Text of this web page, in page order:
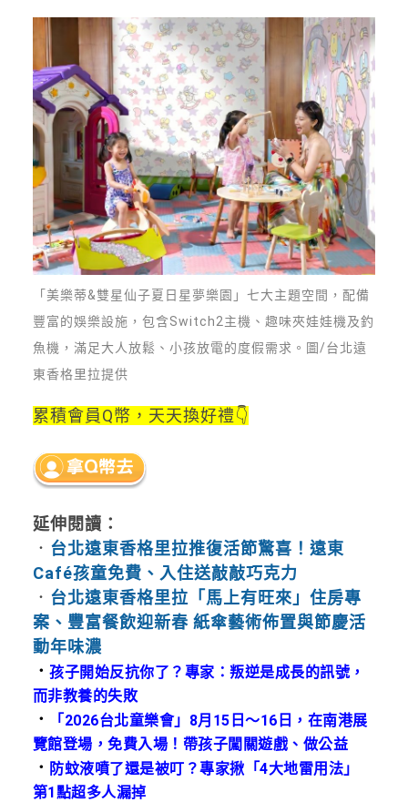
「美樂蒂&雙星仙子夏日星夢樂園」七大主題空間，配備
豐富的娛樂設施，包含Switch2主機、趣味夾娃娃機及釣
魚機，滿足大人放鬆、小孩放電的度假需求。圖/台北遠
東香格里拉提供
累積會員Q幣，天天換好禮👇
延伸閱讀：
． 台北遠東香格里拉推復活節驚喜！遠東
Café孩童免費、入住送敲敲巧克力
． 台北遠東香格里拉「馬上有旺來」住房專
案、豐富餐飲迎新春 紙傘藝術佈置與節慶活
動年味濃
．孩子開始反抗你了？專家：叛逆是成長的訊號，
而非教養的失敗
．
「2026台北童樂會」8月15日～16日，在南港展
覽館登場，免費入場！帶孩子闖關遊戲、做公益
． 防蚊液噴了還是被叮？專家揪「4大地雷用法」
第1點超多人漏掉